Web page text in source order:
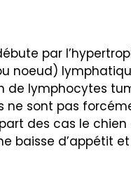
par
noeud)
de lymphocytes
ne sont pas
des cas le
baisse d’appétit et